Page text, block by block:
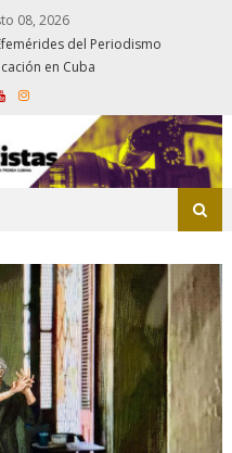
08, 2026
del Periodismo
en Cuba